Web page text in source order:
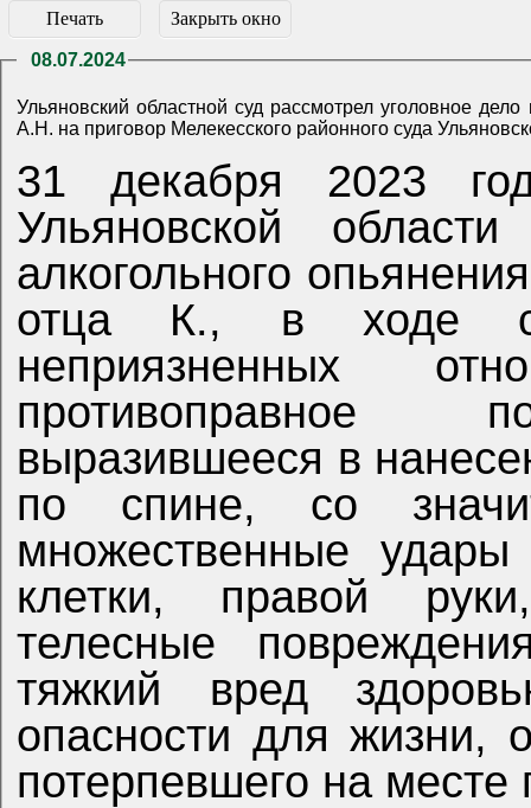
Печать Закрыть окно
08.07.2024
Ульяновский областной суд рассмотрел уголовное
31 декабря 2023
Ульяновской
алкогольного
отца К., в ходе
неприязненных
противоправное
выразившееся в
по спине, со
множественные
клетки, правой
телесные
тяжкий вред
опасности для жизни,
потерпевшего на месте